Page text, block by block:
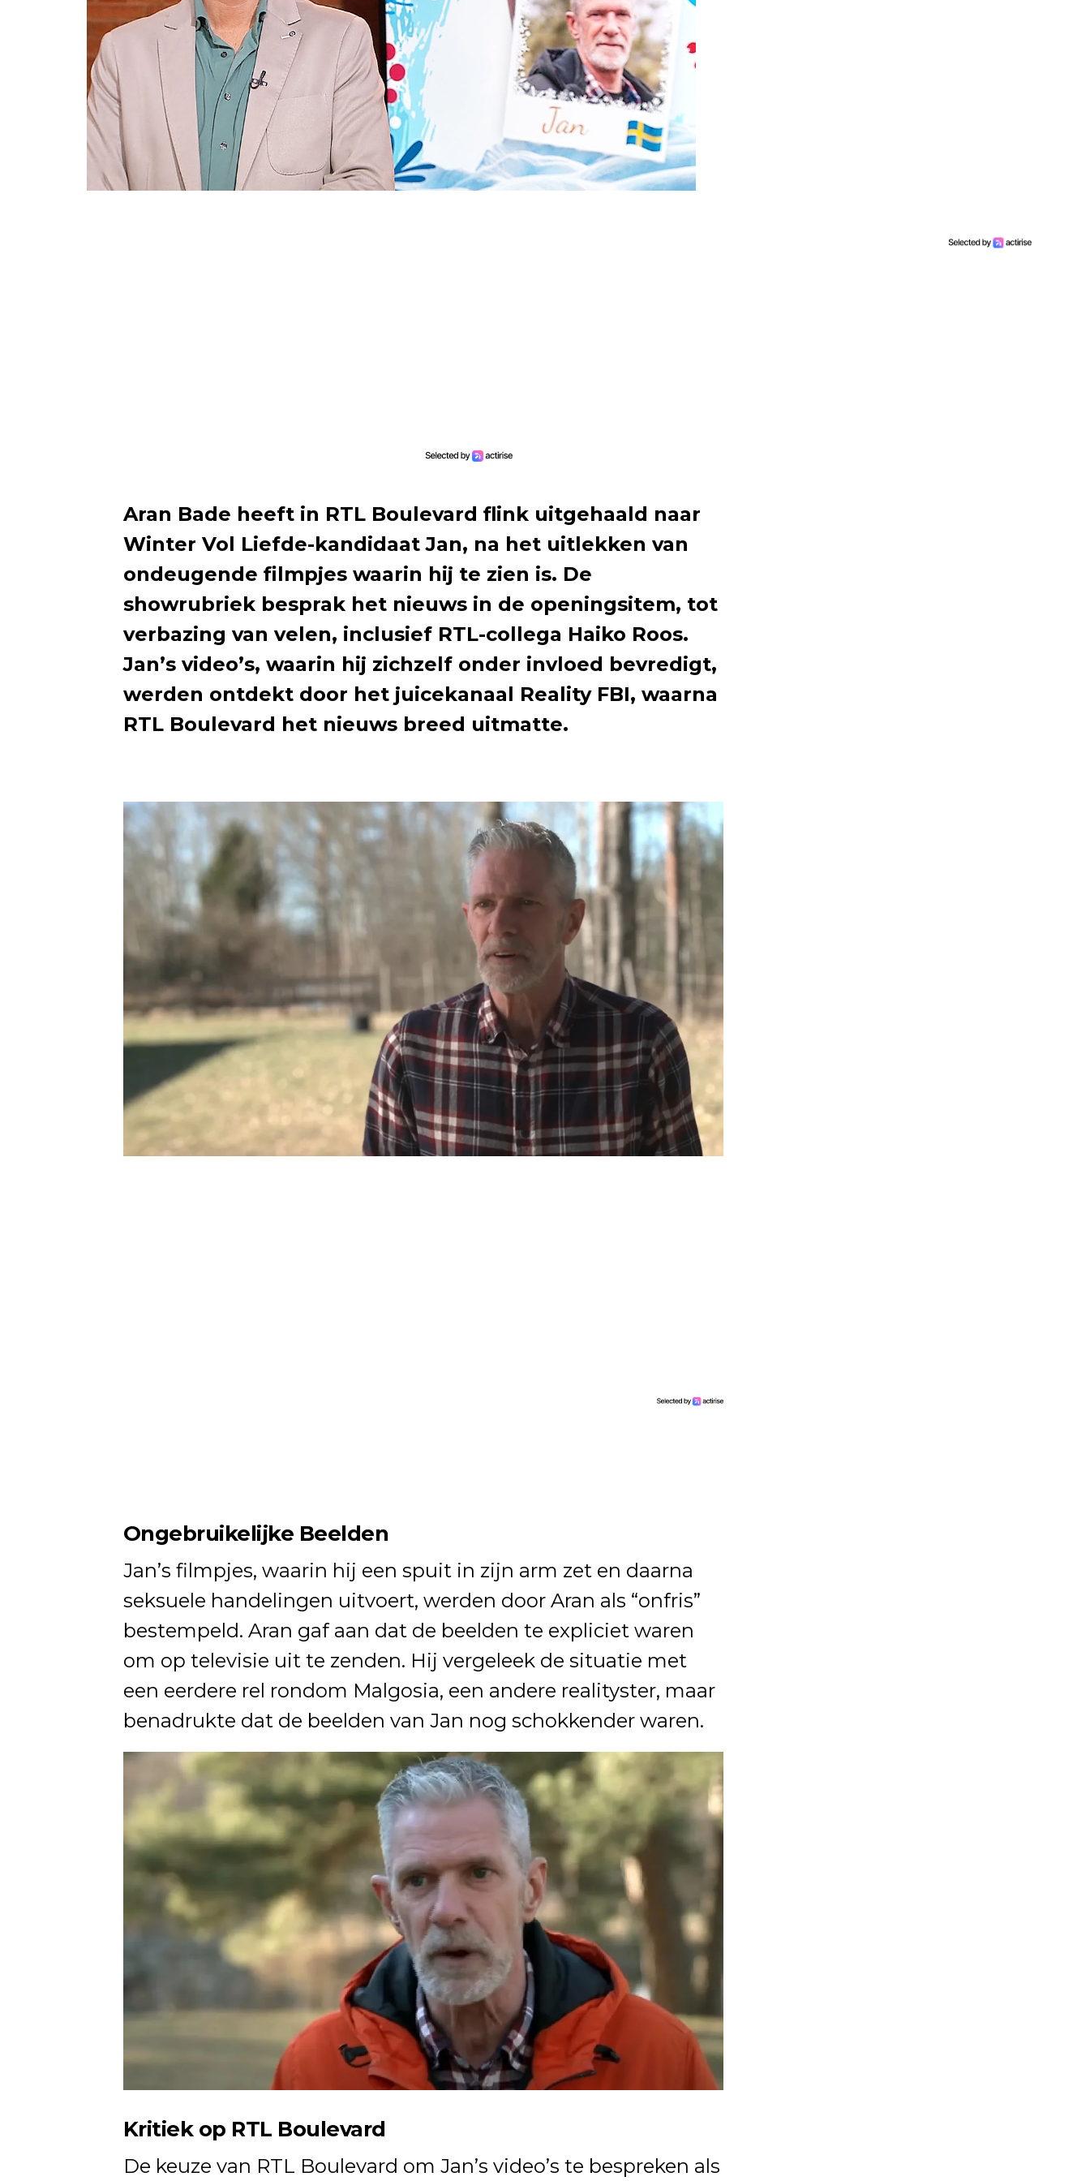
Aran Bade heeft in RTL Boulevard flink uitgehaald naar
Winter Vol Liefde-kandidaat Jan, na het uitlekken van
ondeugende filmpjes waarin hij te zien is. De
showrubriek besprak het nieuws in de openingsitem, tot
verbazing van velen, inclusief RTL-collega Haiko Roos.
Jan’s video’s, waarin hij zichzelf onder invloed bevredigt,
werden ontdekt door het juicekanaal Reality FBI, waarna
RTL Boulevard het nieuws breed uitmatte.
Ongebruikelijke Beelden
Jan’s filmpjes, waarin hij een spuit in zijn arm zet en daarna
seksuele handelingen uitvoert, werden door Aran als “onfris”
bestempeld. Aran gaf aan dat de beelden te expliciet waren
om op televisie uit te zenden. Hij vergeleek de situatie met
een eerdere rel rondom Malgosia, een andere realityster, maar
benadrukte dat de beelden van Jan nog schokkender waren.
Kritiek op RTL Boulevard
De keuze van RTL Boulevard om Jan’s video’s te bespreken als